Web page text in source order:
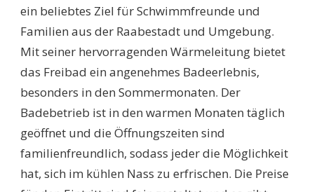
ein beliebtes Ziel für Schwimmfreunde und
Familien aus der Raabestadt und Umgebung.
Mit seiner hervorragenden Wärmeleitung bietet
das Freibad ein angenehmes Badeerlebnis,
besonders in den Sommermonaten. Der
Badebetrieb ist in den warmen Monaten täglich
geöffnet und die Öffnungszeiten sind
familienfreundlich, sodass jeder die Möglichkeit
hat, sich im kühlen Nass zu erfrischen. Die Preise